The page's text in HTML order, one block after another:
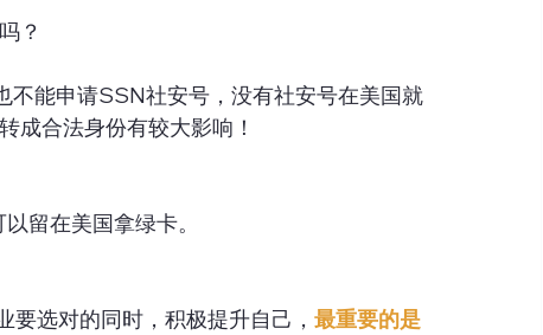
？
能申请SSN社安号，没有社安号在美国就
合法身份有较大影响！
留在美国拿绿卡。
选对的同时，积极提升自己， 最重要的是